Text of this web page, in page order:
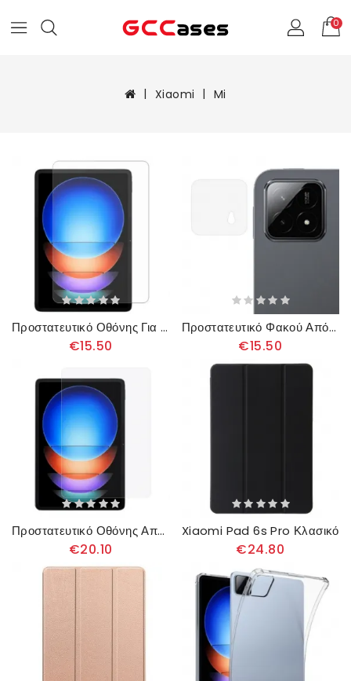
0
Xiaomi Mi
Προστατευτικό Οθόνης Για Xiaomi Pad 6s Pro
€15.50
Προστατευτικό Φακού Από Σκληρυμένο Γυαλί Για Xiaomi Pad 6s Pro
€15.50
Προστατευτικό Οθόνης Από Σκληρυμένο Γυαλί Για Xiaomi Pad 6s Pro
€20.10
Xiaomi Pad 6s Pro Κλασικό
€24.80